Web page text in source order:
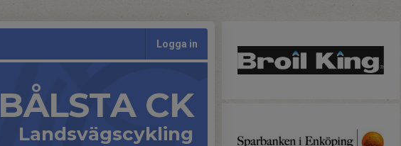
Logga in
BÅLSTA CK
Landsvägscykling